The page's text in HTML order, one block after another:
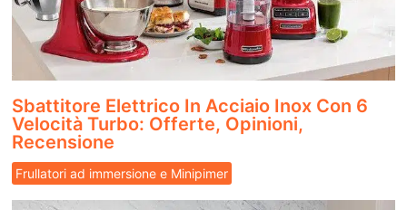
Sbattitore Elettrico In Acciaio Inox Con 6
Velocità Turbo: Offerte, Opinioni,
Recensione
Frullatori ad immersione e Minipimer